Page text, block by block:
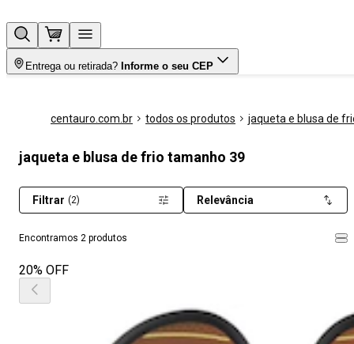
Entrega ou retirada? Informe o seu CEP
centauro.com.br todos os produtos jaqueta e blusa de
jaqueta e blusa de frio tamanho 39
Encontramos 2 produtos
Filtrar (2) Relevância
20% OFF